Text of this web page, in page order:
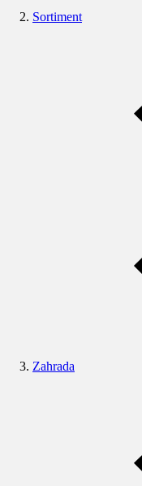
Sortiment
Zahrada